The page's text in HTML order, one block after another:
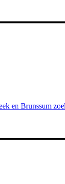
en Brunssum